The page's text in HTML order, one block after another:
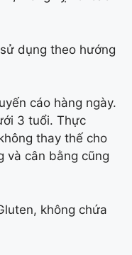
dụng theo hướng
cáo hàng ngày.
3 tuổi. Thực
thay thế cho
và cân bằng cũng
không chứa